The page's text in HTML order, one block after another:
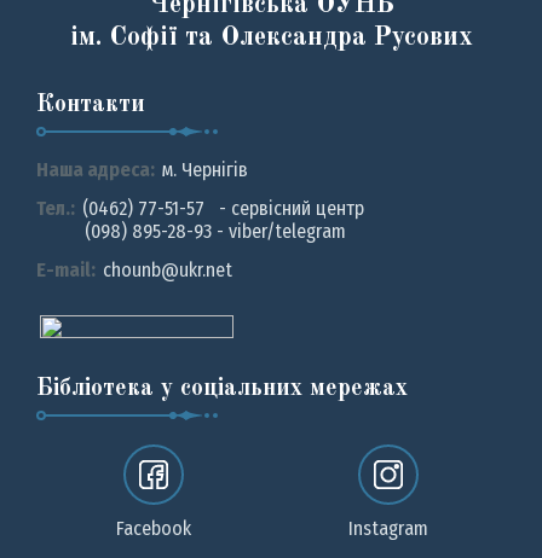
ім. Софії та Олександра Русових
Контакти
Наша адреса: м. Чернiгiв
Тел.: (0462) 77-51-57 - сервісний центр
(098) 895-28-93 - viber/telegram
E-mail: chounb@ukr.net
Бібліотека у соціальних мережах
Facebook Instagram